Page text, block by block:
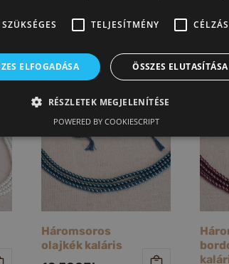
Háromsoros
olajkék kaláris
TELJESÍTMÉNY CÉLZÁS
ELFOGADÁSA ÖSSZES ELUTASÍTÁSA
RÉSZLETEK MEGJELENÍTÉSE
POWERED BY COOKIESCRIPT